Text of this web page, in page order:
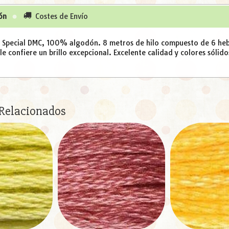
Costes de Envío
DMC, 100% algodón. 8 metros de hilo compuesto de 6
confiere un brillo excepcional. Excelente calidad y colores